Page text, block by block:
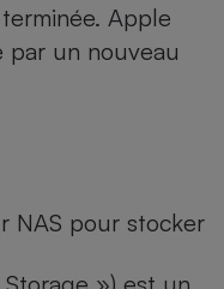
Apple
un nouveau
NAS pour stocker